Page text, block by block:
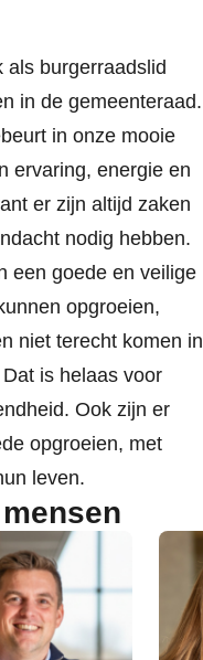
als burgerraadslid
in de gemeenteraad.
in onze mooie
ervaring, energie en
er zijn altijd zaken
nodig hebben.
een goede en veilige
opgroeien,
niet terecht komen in
is helaas voor
Ook zijn er
opgroeien, met
leven.